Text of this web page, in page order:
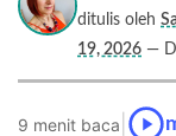
ditulis oleh
19, 2026 —
9 menit baca